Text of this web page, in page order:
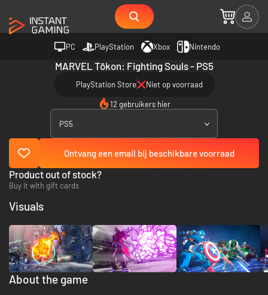
PC PlayStation Xbox Nintendo
MARVEL Tōkon: Fighting Souls - PS5
PlayStation Store Niet op voorraad
12 gebruikers hier
PS5
Ontvang een email bij beschikbare voorraad
Product out of stock?
Buy it with gift cards
About the game
Visuals